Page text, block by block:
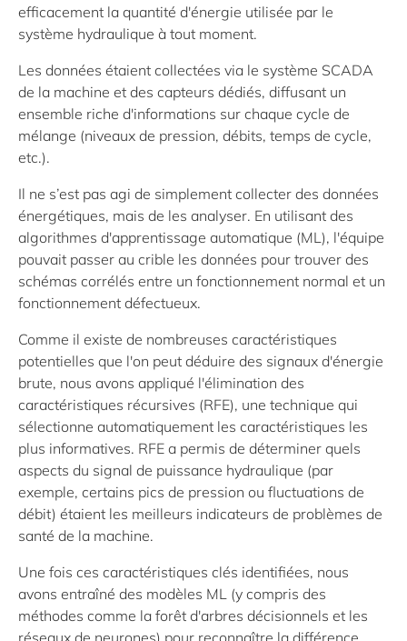
efficacement la quantité d'énergie utilisée par le
système hydraulique à tout moment.
Les données étaient collectées via le système SCADA
de la machine et des capteurs dédiés, diffusant un
ensemble riche d'informations sur chaque cycle de
mélange (niveaux de pression, débits, temps de cycle,
etc.).
Il ne s’est pas agi de simplement collecter des données
énergétiques, mais de les analyser. En utilisant des
algorithmes d'apprentissage automatique (ML), l'équipe
pouvait passer au crible les données pour trouver des
schémas corrélés entre un fonctionnement normal et un
fonctionnement défectueux.
Comme il existe de nombreuses caractéristiques
potentielles que l'on peut déduire des signaux d'énergie
brute, nous avons appliqué l'élimination des
caractéristiques récursives (RFE), une technique qui
sélectionne automatiquement les caractéristiques les
plus informatives. RFE a permis de déterminer quels
aspects du signal de puissance hydraulique (par
exemple, certains pics de pression ou fluctuations de
débit) étaient les meilleurs indicateurs de problèmes de
santé de la machine.
Une fois ces caractéristiques clés identifiées, nous
avons entraîné des modèles ML (y compris des
méthodes comme la forêt d'arbres décisionnels et les
réseaux de neurones) pour reconnaître la différence